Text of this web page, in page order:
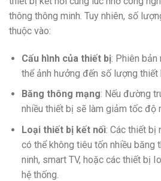
thông thông minh. Tuy nhiên, số
thuộc vào:
Cấu hình của thiết bị: Phiên bản
thể ảnh hưởng đến số lượng thiết
Băng thông mạng: Nếu đường
nhiều thiết bị sẽ làm giảm tốc độ
Loại thiết bị kết nối: Các thiết bị
có thể không tiêu tốn nhiều băng
ninh, smart TV, hoặc các thiết bị
hệ thống.